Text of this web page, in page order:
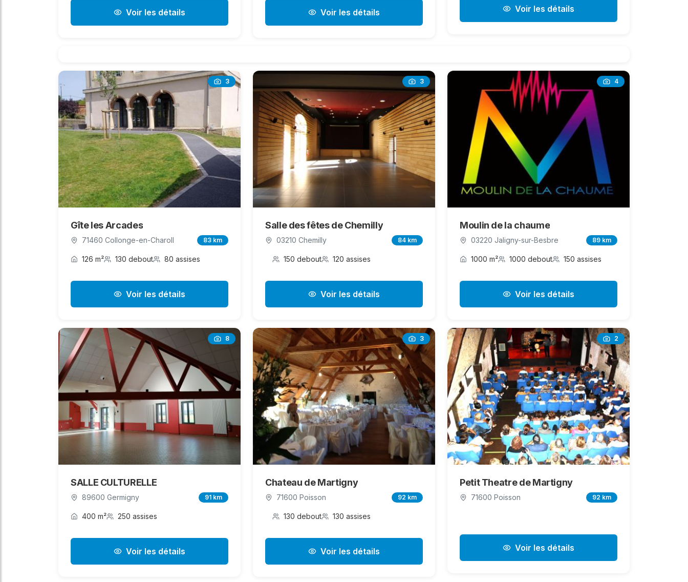
Voir les détails Voir les détails Voir les détails
3
Gîte les Arcades
71460 Collonge-en-Charoll 83 km
126 m² 130 debout 80 assises
Voir les détails
3
Salle des fêtes de Chemilly
03210 Chemilly 84 km
150 debout 120 assises
Voir les détails
4
Moulin de la chaume
03220 Jaligny-sur-Besbre 89 km
1000 m² 1000 debout 150 assises
Voir les détails
8
SALLE CULTURELLE
89600 Germigny 91 km
400 m² 250 assises
Voir les détails
3
Chateau de Martigny
71600 Poisson 92 km
130 debout 130 assises
Voir les détails
2
Petit Theatre de Martigny
71600 Poisson 92 km
Voir les détails